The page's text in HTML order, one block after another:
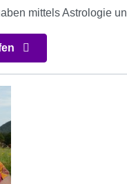
mittels Astrologie